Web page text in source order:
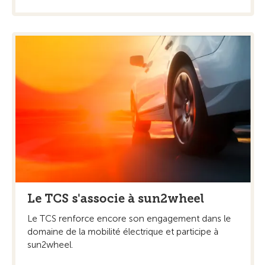
Le TCS s'associe à sun2wheel
Le TCS renforce encore son engagement dans le
domaine de la mobilité électrique et participe à
sun2wheel.